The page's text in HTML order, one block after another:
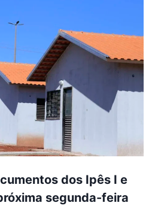
dos Ipês I e
segunda-feira